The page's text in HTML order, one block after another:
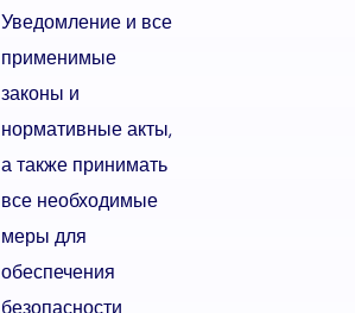
Уведомление и все
применимые
законы и
нормативные акты,
а также принимать
все необходимые
меры для
обеспечения
безопасности